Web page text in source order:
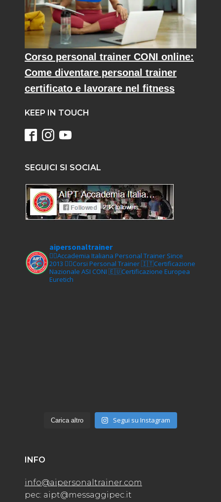
Corso personal trainer CONI online:
Come diventare personal trainer
certificato e lavorare nel fitness
KEEP IN TOUCH
SEGUICI SI SOCIAL
aipersonaltrainer
🏋‍♀️Accademia Italiana Personal Trainer Since
2013 🏋‍♂️Corsi Personal Trainer🇮🇹Certificazione
Nazionale ASI CONI 🇪🇺Certificazione Europea
Euretich
Carica altro Segui su Instagram
INFO
info@aipersonaltrainer.com
pec: aipt@messaggipec.it